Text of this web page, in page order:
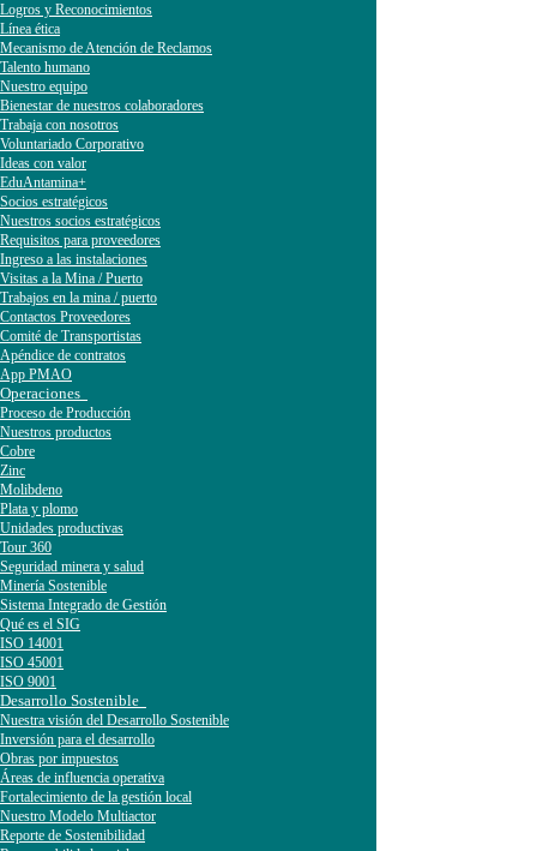
Logros y Reconocimientos
Línea ética
Mecanismo de Atención de Reclamos
Talento humano
Nuestro equipo
Bienestar de nuestros colaboradores
Trabaja con nosotros
Voluntariado Corporativo
Ideas con valor
EduAntamina+
Socios estratégicos
Nuestros socios estratégicos
Requisitos para proveedores
Ingreso a las instalaciones
Visitas a la Mina / Puerto
Trabajos en la mina / puerto
Contactos Proveedores
Comité de Transportistas
Apéndice de contratos
App PMAO
Operaciones
Proceso de Producción
Nuestros productos
Cobre
Zinc
Molibdeno
Plata y plomo
Unidades productivas
Tour 360
Seguridad minera y salud
Minería Sostenible
Sistema Integrado de Gestión
Qué es el SIG
ISO 14001
ISO 45001
ISO 9001
Desarrollo Sostenible
Nuestra visión del Desarrollo Sostenible
Inversión para el desarrollo
Obras por impuestos
Áreas de influencia operativa
Fortalecimiento de la gestión local
Nuestro Modelo Multiactor
Reporte de Sostenibilidad